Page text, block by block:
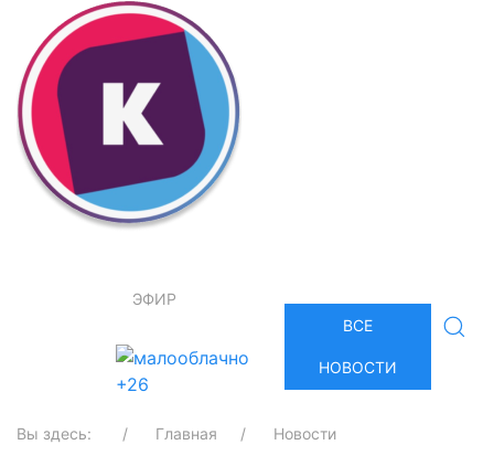
ЭФИР
+26
ВСЕ
НОВОСТИ
Вы здесь: Главная Новости